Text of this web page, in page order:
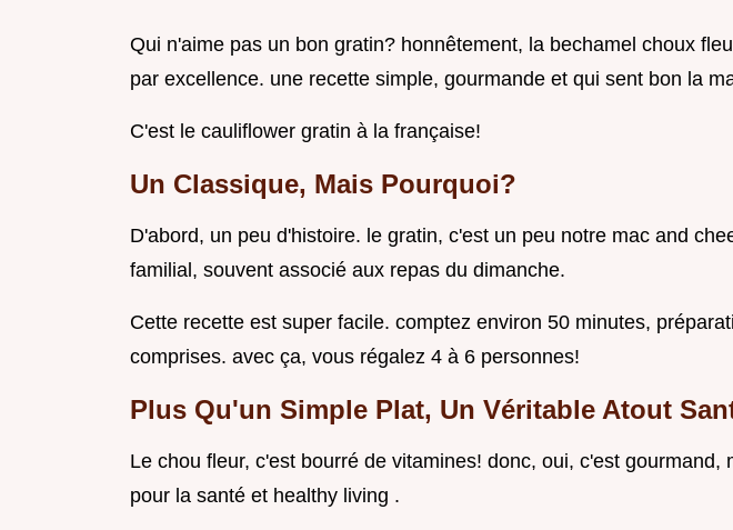
Qui n'aime pas un bon gratin? honnêtement, la bechamel choux
par excellence. une recette simple, gourmande et qui sent bon la
C'est le cauliflower gratin à la française!
Un Classique, Mais Pourquoi?
D'abord, un peu d'histoire. le gratin, c'est un peu notre mac and
familial, souvent associé aux repas du dimanche.
Cette recette est super facile. comptez environ 50 minutes,
comprises. avec ça, vous régalez 4 à 6 personnes!
Plus Qu'un Simple Plat, Un Véritable Atout
Le chou fleur, c'est bourré de vitamines! donc, oui, c'est gourmand,
pour la santé et healthy living .